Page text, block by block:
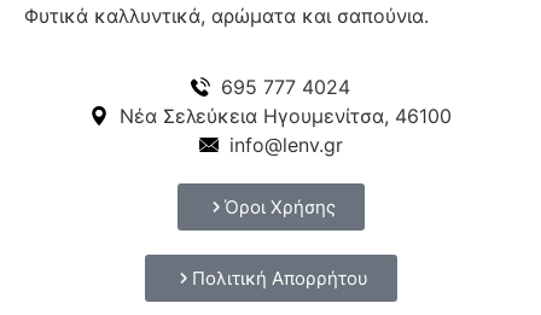
Φυτικά καλλυντικά, αρώματα και σαπούνια.
695 777 4024
Νέα Σελεύκεια Ηγουμενίτσα, 46100
info@lenv.gr
Όροι Χρήσης
Πολιτική Απορρήτου